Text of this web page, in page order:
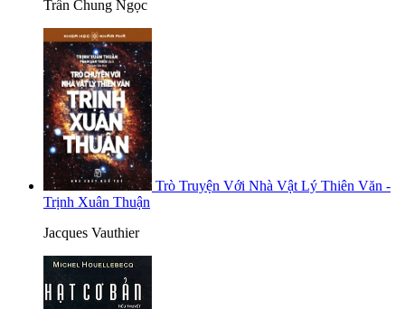
Trần Chung Ngọc
Trò Truyện Với Nhà Vật Lý Thiên Văn -
Trịnh Xuân Thuận
Jacques Vauthier